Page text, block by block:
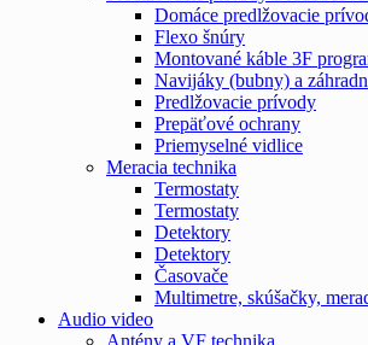
Domáce predlžovacie
Flexo šnúry
Montované káble 3F
Navijáky (bubny) a
Predlžovacie prívody
Prepäťové ochrany
Priemyselné vidlice
Meracia technika
Termostaty
Termostaty
Detektory
Detektory
Časovače
Multimetre, skúšačky,
Audio video
Antény a VF technika